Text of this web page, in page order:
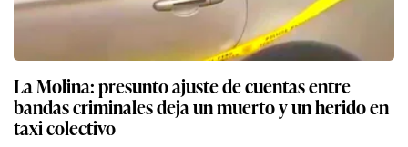
La Molina: presunto ajuste de cuentas entre
bandas criminales deja un muerto y un herido en
taxi colectivo